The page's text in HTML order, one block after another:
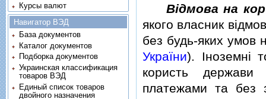
Вiдмова на
якого власник
без будь-яких умов
України). Iноземнi
користь
платежами та без
Курсы валют
Навигатор ВЭД
База документов
Каталог документов
Подборка документов
Украинская классификация
товаров ВЭД
Единый список товаров
двойного назначения